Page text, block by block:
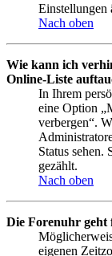
Einstellungen
Nach oben
Wie kann ich
Online-Liste
In Ihrem
eine Option
verbergen“.
Status sehen.
gezählt.
Nach oben
Die Forenuhr geht
eigenen